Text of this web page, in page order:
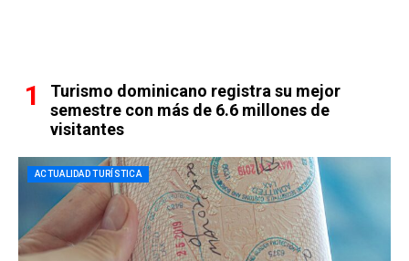
Turismo dominicano registra su mejor
semestre con más de 6.6 millones de
visitantes
ACTUALIDAD TURÍSTICA